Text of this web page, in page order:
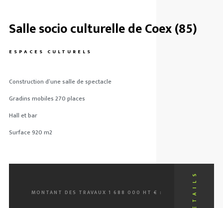
Salle socio culturelle de Coex (85)
ESPACES CULTURELS
Construction d’une salle de spectacle
Gradins mobiles 270 places
Hall et bar
Surface 920 m2
MONTANT DES TRAVAUX 1 688 000 HT € :